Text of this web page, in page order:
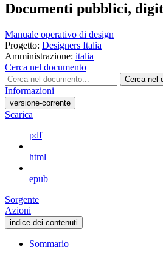
Documenti pubblici,
Manuale operativo di design
Progetto: Designers Italia
Amministrazione: italia
Cerca nel documento
Cerca nel
Informazioni
versione-corrente
Scarica
pdf
html
epub
Sorgente
Azioni
indice dei contenuti
Sommario